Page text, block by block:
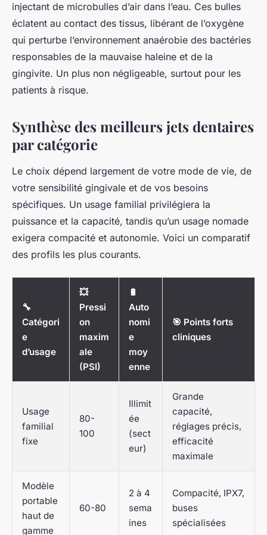
injectant de microbulles d’air dans l’eau. Ces bulles
éclatent au contact des tissus, libérant de l’oxygène
qui perturbe l’environnement anaérobie des bactéries
responsables de la mauvaise haleine et de la
gingivite. Un plus non négligeable, surtout pour les
patients à risque.
Synthèse des meilleurs jets dentaires
par catégorie
Le choix dépend largement de votre mode de vie, de
votre sensibilité gingivale et de vos besoins
spécifiques. Un usage familial privilégiera la
puissance et la capacité, tandis qu’un usage nomade
exigera compacité et autonomie. Voici un comparatif
des profils les plus courants.
🔧
Catégori
e
d’usage
💥
Pressi
on
maxim
ale
(PSI)
🔋
Auto
nomi
e
moy
enne
🎯 Points forts
cliniques
Usage
familial
fixe
80-
100
Illimit
ée
(sect
eur)
Grande
capacité,
réglages précis,
efficacité
maximale
Modèle
portable
haut de
gamme
60-80
2 à 4
sema
ines
Compacité, IPX7,
buses
spécialisées